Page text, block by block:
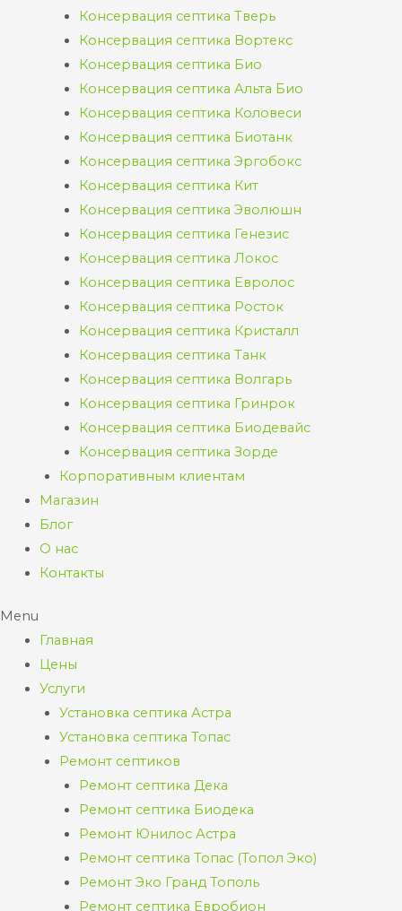
Консервация септика Тверь
Консервация септика Вортекс
Консервация септика Био
Консервация септика Альта Био
Консервация септика Коловеси
Консервация септика Биотанк
Консервация септика Эргобокс
Консервация септика Кит
Консервация септика Эволюшн
Консервация септика Генезис
Консервация септика Локос
Консервация септика Евролос
Консервация септика Росток
Консервация септика Кристалл
Консервация септика Танк
Консервация септика Волгарь
Консервация септика Гринрок
Консервация септика Биодевайс
Консервация септика Зорде
Корпоративным клиентам
Магазин
Блог
О нас
Контакты
Menu
Главная
Цены
Услуги
Установка септика Астра
Установка септика Топас
Ремонт септиков
Ремонт септика Дека
Ремонт септика Биодека
Ремонт Юнилос Астра
Ремонт септика Топас (Топол Эко)
Ремонт Эко Гранд Тополь
Ремонт септика Евробион